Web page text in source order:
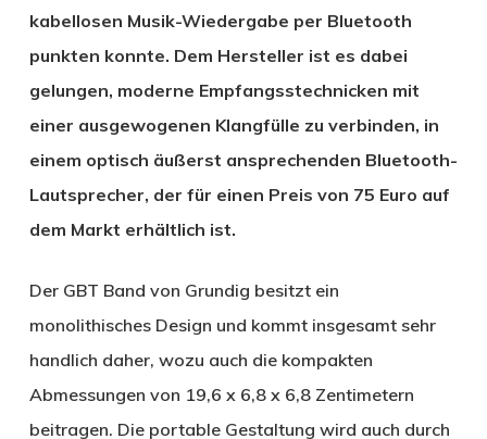
kabellosen Musik-Wiedergabe per Bluetooth
punkten konnte. Dem Hersteller ist es dabei
gelungen, moderne Empfangsstechnicken mit
einer ausgewogenen Klangfülle zu verbinden, in
einem optisch äußerst ansprechenden Bluetooth-
Lautsprecher, der für einen Preis von 75 Euro auf
dem Markt erhältlich ist.
Der GBT Band von Grundig besitzt ein
monolithisches Design und kommt insgesamt sehr
handlich daher, wozu auch die kompakten
Abmessungen von 19,6 x 6,8 x 6,8 Zentimetern
beitragen. Die portable Gestaltung wird auch durch